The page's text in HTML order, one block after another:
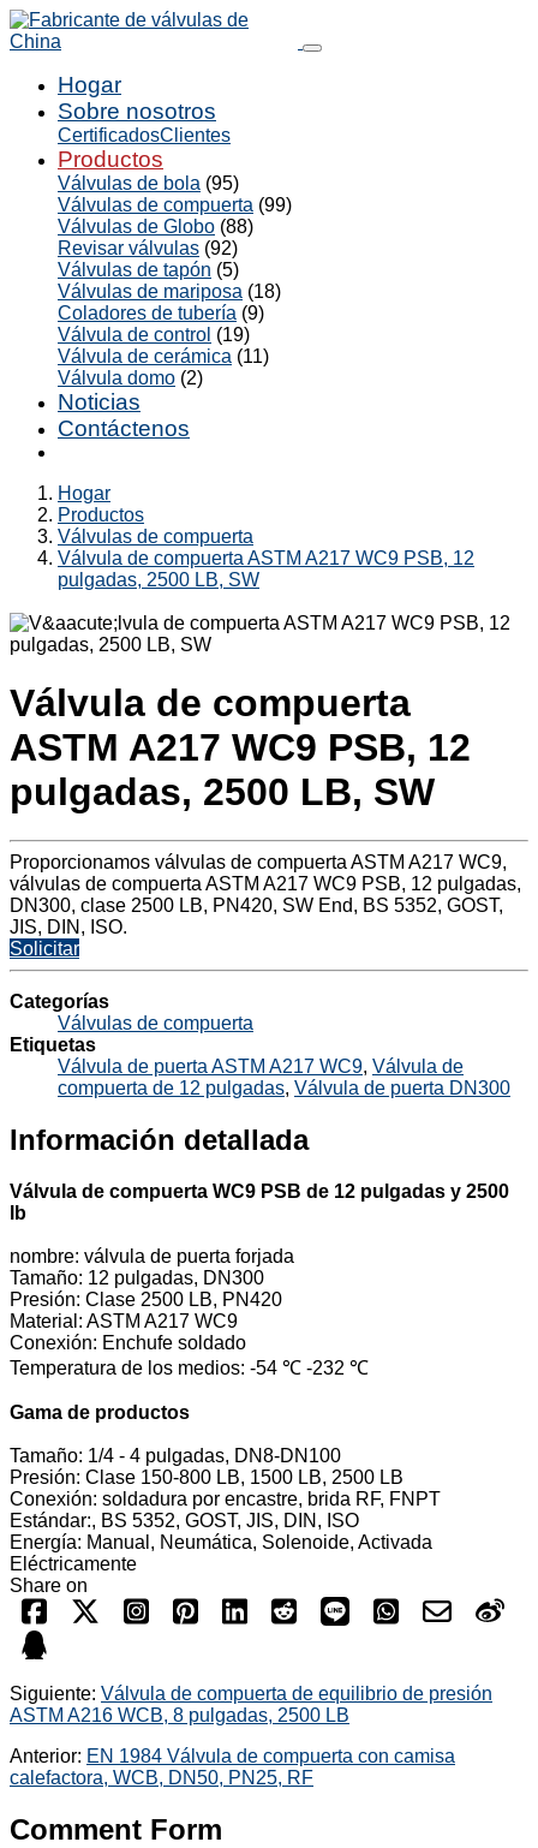
Hogar
Sobre nosotros
CertificadosClientes
Productos
Válvulas de bola (95)
Válvulas de compuerta (99)
Válvulas de Globo (88)
Revisar válvulas (92)
Válvulas de tapón (5)
Válvulas de mariposa (18)
Coladores de tubería (9)
Válvula de control (19)
Válvula de cerámica (11)
Válvula domo (2)
Noticias
Contáctenos
Hogar
Productos
Válvulas de compuerta
Válvula de compuerta ASTM A217 WC9 PSB, 12
pulgadas, 2500 LB, SW
Válvula de compuerta
ASTM A217 WC9 PSB, 12
pulgadas, 2500 LB, SW
Proporcionamos válvulas de compuerta ASTM A217 WC9,
válvulas de compuerta ASTM A217 WC9 PSB, 12 pulgadas,
DN300, clase 2500 LB, PN420, SW End, BS 5352, GOST,
JIS, DIN, ISO.
Solicitar
Categorías
Válvulas de compuerta
Etiquetas
Válvula de puerta ASTM A217 WC9, Válvula de
compuerta de 12 pulgadas, Válvula de puerta DN300
Información detallada
Válvula de compuerta WC9 PSB de 12 pulgadas y 2500
lb
nombre: válvula de puerta forjada
Tamaño: 12 pulgadas, DN300
Presión: Clase 2500 LB, PN420
Material: ASTM A217 WC9
Conexión: Enchufe soldado
Temperatura de los medios: -54 ℃ -232 ℃
Gama de productos
Tamaño: 1/4 - 4 pulgadas, DN8-DN100
Presión: Clase 150-800 LB, 1500 LB, 2500 LB
Conexión: soldadura por encastre, brida RF, FNPT
Estándar:, BS 5352, GOST, JIS, DIN, ISO
Energía: Manual, Neumática, Solenoide, Activada
Eléctricamente
Share on
Siguiente: Válvula de compuerta de equilibrio de presión
ASTM A216 WCB, 8 pulgadas, 2500 LB
Anterior: EN 1984 Válvula de compuerta con camisa
calefactora, WCB, DN50, PN25, RF
Comment Form